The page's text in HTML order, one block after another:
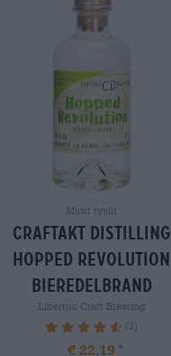
Muut tyylit
craftakt distilling
hopped revolution
bieredelbrand
Libertus Craft Brewing
93.33% (3)
€ 22,19